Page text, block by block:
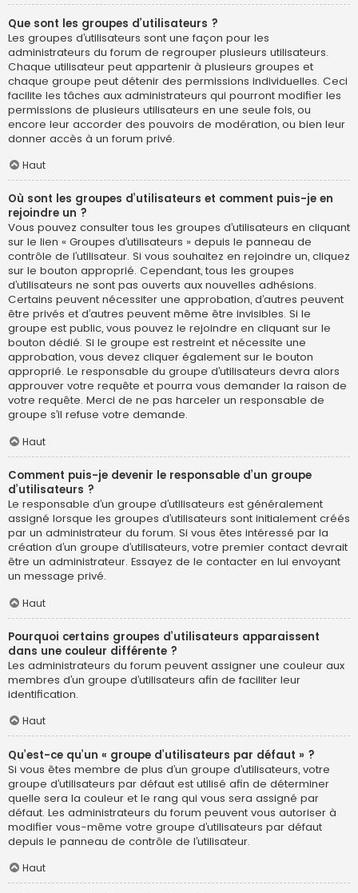
Que sont les groupes d’utilisateurs ?
Les groupes d’utilisateurs sont une façon pour les
administrateurs du forum de regrouper plusieurs utilisateurs.
Chaque utilisateur peut appartenir à plusieurs groupes et
chaque groupe peut détenir des permissions individuelles. Ceci
facilite les tâches aux administrateurs qui pourront modifier les
permissions de plusieurs utilisateurs en une seule fois, ou
encore leur accorder des pouvoirs de modération, ou bien leur
donner accès à un forum privé.
Haut
Où sont les groupes d’utilisateurs et comment puis-je en
rejoindre un ?
Vous pouvez consulter tous les groupes d’utilisateurs en cliquant
sur le lien « Groupes d’utilisateurs » depuis le panneau de
contrôle de l’utilisateur. Si vous souhaitez en rejoindre un, cliquez
sur le bouton approprié. Cependant, tous les groupes
d’utilisateurs ne sont pas ouverts aux nouvelles adhésions.
Certains peuvent nécessiter une approbation, d’autres peuvent
être privés et d’autres peuvent même être invisibles. Si le
groupe est public, vous pouvez le rejoindre en cliquant sur le
bouton dédié. Si le groupe est restreint et nécessite une
approbation, vous devez cliquer également sur le bouton
approprié. Le responsable du groupe d’utilisateurs devra alors
approuver votre requête et pourra vous demander la raison de
votre requête. Merci de ne pas harceler un responsable de
groupe s’il refuse votre demande.
Haut
Comment puis-je devenir le responsable d’un groupe
d’utilisateurs ?
Le responsable d’un groupe d’utilisateurs est généralement
assigné lorsque les groupes d’utilisateurs sont initialement créés
par un administrateur du forum. Si vous êtes intéressé par la
création d’un groupe d’utilisateurs, votre premier contact devrait
être un administrateur. Essayez de le contacter en lui envoyant
un message privé.
Haut
Pourquoi certains groupes d’utilisateurs apparaissent
dans une couleur différente ?
Les administrateurs du forum peuvent assigner une couleur aux
membres d’un groupe d’utilisateurs afin de faciliter leur
identification.
Haut
Qu’est-ce qu’un « groupe d’utilisateurs par défaut » ?
Si vous êtes membre de plus d’un groupe d’utilisateurs, votre
groupe d’utilisateurs par défaut est utilisé afin de déterminer
quelle sera la couleur et le rang qui vous sera assigné par
défaut. Les administrateurs du forum peuvent vous autoriser à
modifier vous-même votre groupe d’utilisateurs par défaut
depuis le panneau de contrôle de l’utilisateur.
Haut